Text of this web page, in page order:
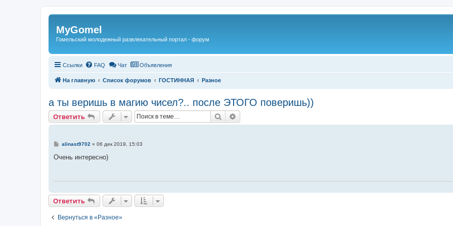
Регистрация
MyGomel
Гомельский молодежный развлекательный портал - форум
Ссылки FAQ Чат Объявления
На главную Список форумов ГОСТИННАЯ Разное
а ты веришь в магию чисел?.. после ЭТОГО поверишь))
Ответить
Ответить Поиск
С
о
е
alinast9702 » 06 дек 2019, 15:03
Очень интересно)
Ответить
Ответить
Вернуться в «Разное»